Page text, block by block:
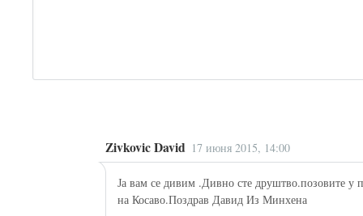
Zivkovic David 17 июня 2015, 14:00
Ја вам се дивим .Дивно сте друштво.позовите
на Косаво.Поздрав Давид Из Минхена